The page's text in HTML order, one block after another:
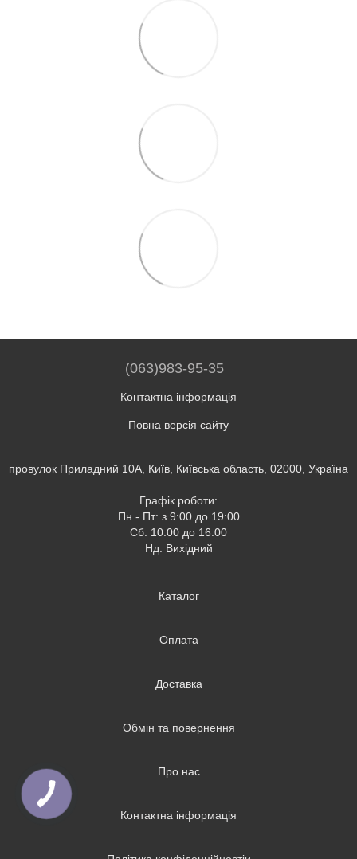
(063)983-95-35
Контактна інформація
Повна версія сайту
провулок Приладний 10А, Київ, Київська область, 02000, Україна
Графік роботи:
Пн - Пт: з 9:00 до 19:00
Сб: 10:00 до 16:00
Нд: Вихідний
Каталог
Оплата
Доставка
Обмін та повернення
Про нас
Контактна інформація